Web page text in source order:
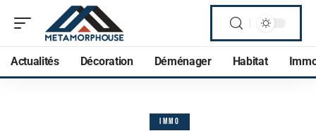
Actualités Décoration Déménager Habitat
IMMO